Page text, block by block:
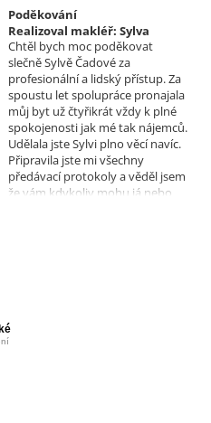
Krásné dny Vám a Vašim
zaměstnancům. Irena Höklová,
Brno
Poděkování
Realizoval makléř: Sylva
Čadová
Chtěl bych moc poděkovat
slečně Sylvě Čadové za
profesionální a lidský přístup. Za
spoustu let spolupráce pronajala
můj byt už čtyřikrát vždy k plné
spokojenosti jak mé tak nájemců.
Udělala jste Sylvi plno věcí navíc.
Připravila jste mi všechny
předávací protokoly a věděl jsem
že vám kdykoliv mohu já nebo